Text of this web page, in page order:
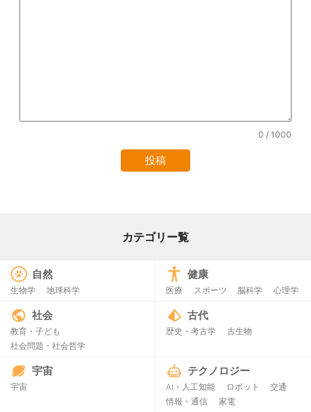
0 / 1000
カテゴリー覧
自然
生物学 地球科学
健康
医療 スポーツ 脳科学 心理学
社会
教育・子ども
社会問題・社会哲学
古代
歴史・考古学 古生物
宇宙
宇宙
テクノロジー
AI・人工知能 ロボット
交通
情報・通信
家電